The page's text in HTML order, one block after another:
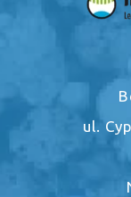
ul.